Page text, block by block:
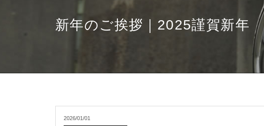
新年のご挨拶｜2025謹賀新年
2026/01/01